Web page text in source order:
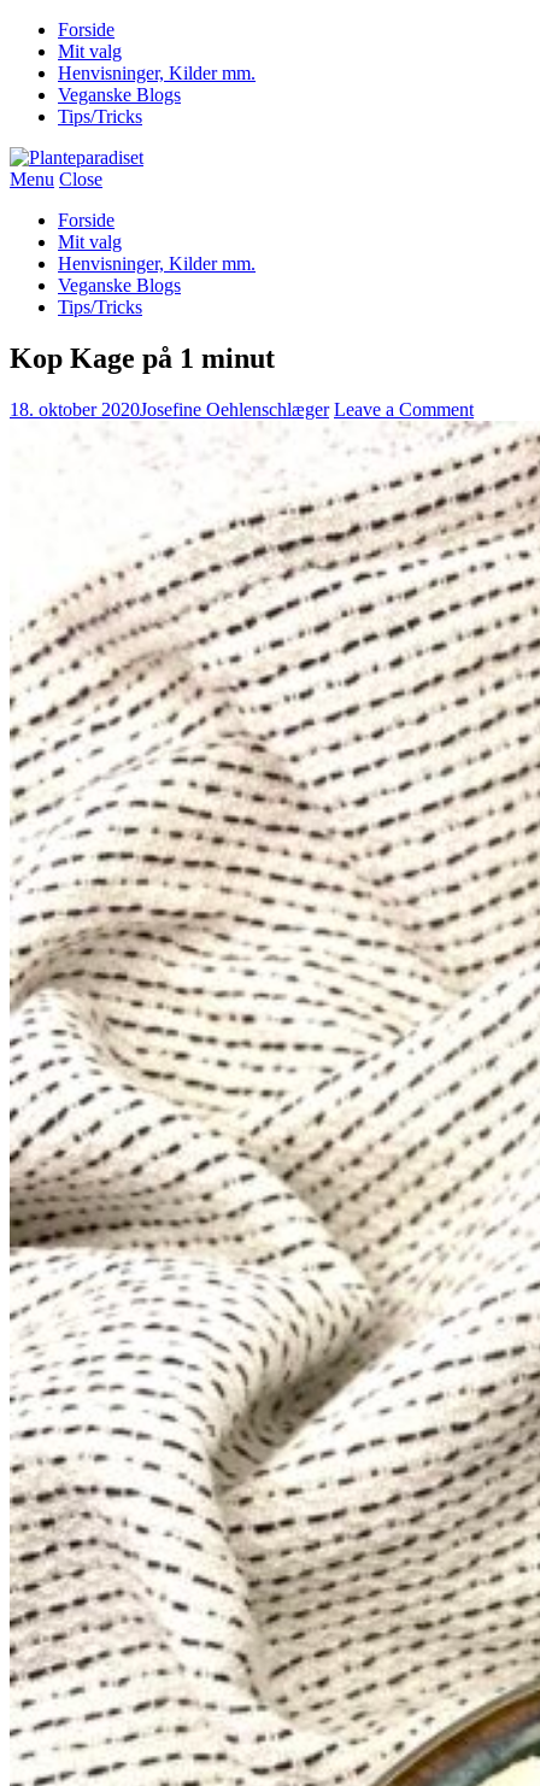
Forside
Mit valg
Henvisninger, Kilder mm.
Veganske Blogs
Tips/Tricks
Menu Close
Forside
Mit valg
Henvisninger, Kilder mm.
Veganske Blogs
Tips/Tricks
Kop Kage på 1 minut
18. oktober 2020Josefine Oehlenschlæger Leave a Comment